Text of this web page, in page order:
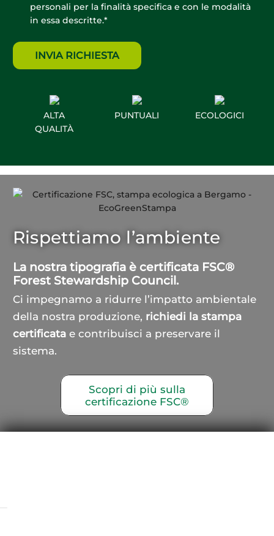
ALTA
QUALITÀ
PUNTUALI ECOLOGICI
personali per la finalità specifica e con le modalità
in essa descritte.*
Rispettiamo l’ambiente
La nostra tipografia è certificata FSC®
Forest Stewardship Council.
Ci impegnamo a ridurre l’impatto ambientale
della nostra produzione, richiedi la stampa
certificata e contribuisci a preservare il
sistema.
Scopri di più sulla
certificazione FSC®